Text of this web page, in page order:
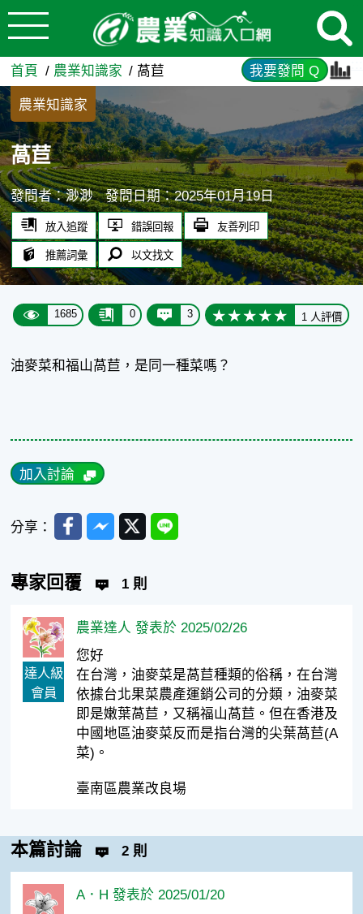
跳到主要內容
萵苣 - 農業知識入口網
首頁 農業知識家 萵苣 我要發問 Q
農業知識家
萵苣
發問者：渺渺 發問日期：2025年01月19日
放入追蹤 錯誤回報 友善列印
推薦詞彙 以文找文
1685 0 3 1 人評價
油麥菜和福山萵苣，是同一種菜嗎？
加入討論
分享： FacebookMessenger
TwitterLine
專家回覆 1 則
達人級
會員
農業達人 發表於 2025/02/26
您好
在台灣，油麥菜是萵苣種類的俗稱，在台灣
依據台北果菜農產運銷公司的分類，油麥菜
即是嫩葉萵苣，又稱福山萵苣。但在香港及
中國地區油麥菜反而是指台灣的尖葉萵苣(A
菜)。
臺南區農業改良場
本篇討論 2 則
A．H 發表於 2025/01/20